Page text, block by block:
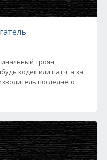
троян,
кодек или патч, а за
последнего